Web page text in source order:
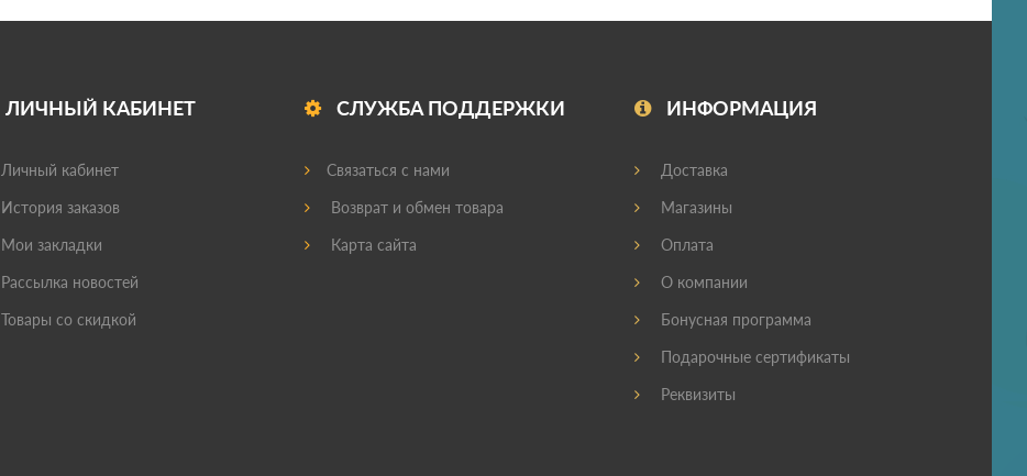
ЛИЧНЫЙ КАБИНЕТ
Личный кабинет
История заказов
Мои закладки
Рассылка новостей
Товары со скидкой
СЛУЖБА ПОДДЕРЖКИ
Связаться с нами
Возврат и обмен товара
Карта сайта
ИНФОРМАЦИЯ
Доставка
Магазины
Оплата
О компании
Бонусная программа
Подарочные сертификаты
Реквизиты